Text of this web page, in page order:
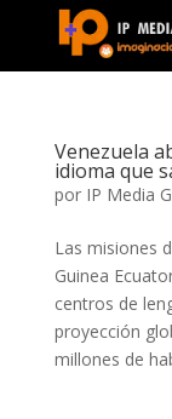
Venezuela
idioma que
por IP Media
Las misiones
Guinea
centros de
proyección
millones de